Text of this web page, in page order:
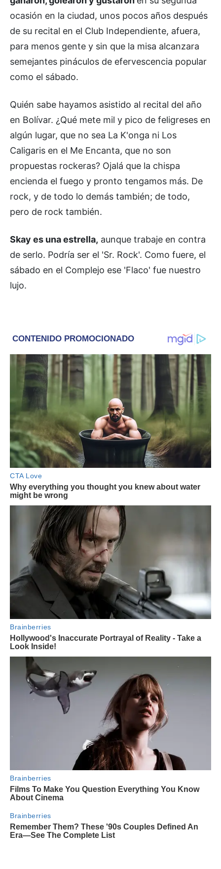
ocasión en la ciudad, unos pocos años después
de su recital en el Club Independiente, afuera,
para menos gente y sin que la misa alcanzara
semejantes pináculos de efervescencia popular
como el sábado.
Quién sabe hayamos asistido al recital del año
en Bolívar. ¿Qué mete mil y pico de feligreses en
algún lugar, que no sea La K'onga ni Los
Caligaris en el Me Encanta, que no son
propuestas rockeras? Ojalá que la chispa
encienda el fuego y pronto tengamos más. De
rock, y de todo lo demás también; de todo,
pero de rock también.
Skay es una estrella, aunque trabaje en contra
de serlo. Podría ser el 'Sr. Rock'. Como fuere, el
sábado en el Complejo ese 'Flaco' fue nuestro
lujo.